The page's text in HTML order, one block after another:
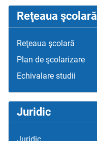
Reţeaua şcolară
Reţeaua şcolară
Plan de şcolarizare
Echivalare studii
Juridic